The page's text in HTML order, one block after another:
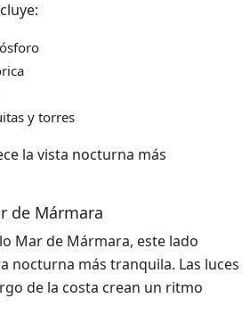
y torres
la vista nocturna más
de Mármara
Mar de Mármara, este lado
nocturna más tranquila. Las luces
de la costa crean un ritmo